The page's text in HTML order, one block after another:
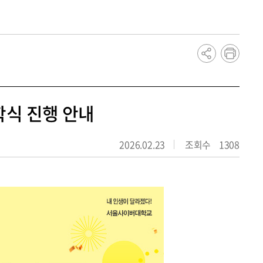
학생증 발급/인증 안내
진행 안내
2026.02.23 조회수 1308